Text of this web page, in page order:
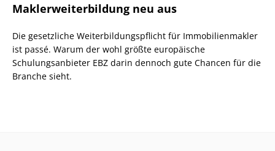
Maklerweiterbildung neu aus
Die gesetzliche Weiterbildungspflicht für Immobilienmakler
ist passé. Warum der wohl größte europäische
Schulungsanbieter EBZ darin dennoch gute Chancen für die
Branche sieht.